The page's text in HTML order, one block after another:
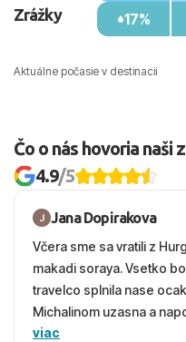
Aktuálne počasie v destinacii
Zrážky
17%
Čo o nás hovoria naši
4.9/5
Jana Dopirakova
Včera sme sa vratili z
makadi soraya. Vsetko
travelco splnila nase
Michalinom uzasna a
vecernych hodinach
viac